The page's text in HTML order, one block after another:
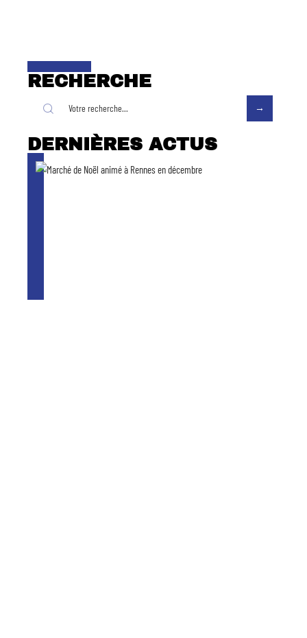
RECHERCHE
DERNIÈRES ACTUS